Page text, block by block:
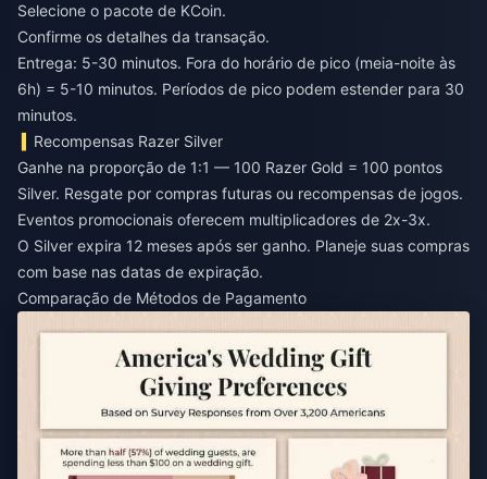
Selecione o pacote de KCoin.
Confirme os detalhes da transação.
Entrega: 5-30 minutos. Fora do horário de pico (meia-noite às
6h) = 5-10 minutos. Períodos de pico podem estender para 30
minutos.
Recompensas Razer Silver
Ganhe na proporção de 1:1 — 100 Razer Gold = 100 pontos
Silver. Resgate por compras futuras ou recompensas de jogos.
Eventos promocionais oferecem multiplicadores de 2x-3x.
O Silver expira 12 meses após ser ganho. Planeje suas compras
com base nas datas de expiração.
Comparação de Métodos de Pagamento